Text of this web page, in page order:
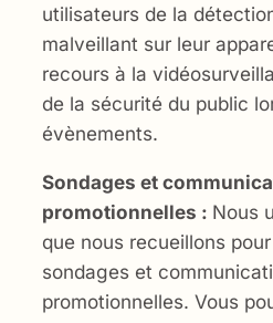
utilisateurs de la
malveillant sur leur
recours à la
de la sécurité du public
évènements.
Sondages et
promotionnelles : Nous
que nous recueillons
sondages et
promotionnelles. Vous